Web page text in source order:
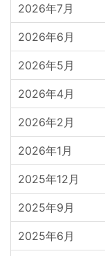
2026年7月
2026年6月
2026年5月
2026年4月
2026年2月
2026年1月
2025年12月
2025年9月
2025年6月